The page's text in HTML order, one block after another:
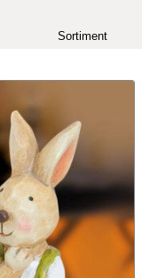
Sortiment